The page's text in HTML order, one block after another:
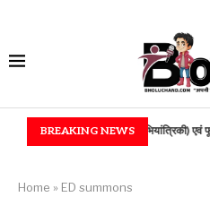
BREAKING NEWS
में B.TECH (कृषि अभियांत्रिकी) एवं फूड
Home » ED summons